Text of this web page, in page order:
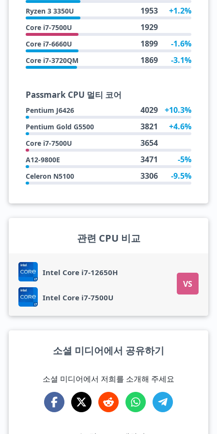
Ryzen 3 3350U 1953 +1.2%
Core i7-7500U 1929
Core i7-6660U 1899 -1.6%
Core i7-3720QM 1869 -3.1%
Passmark CPU 멀티 코어
Pentium J6426 4029 +10.3%
Pentium Gold G5500 3821 +4.6%
Core i7-7500U 3654
A12-9800E 3471 -5%
Celeron N5100 3306 -9.5%
관련 CPU 비교
Intel Core i7-12650H
VS
Intel Core i7-7500U
소셜 미디어에서 공유하기
소셜 미디어에서 저희를 소개해 주세요